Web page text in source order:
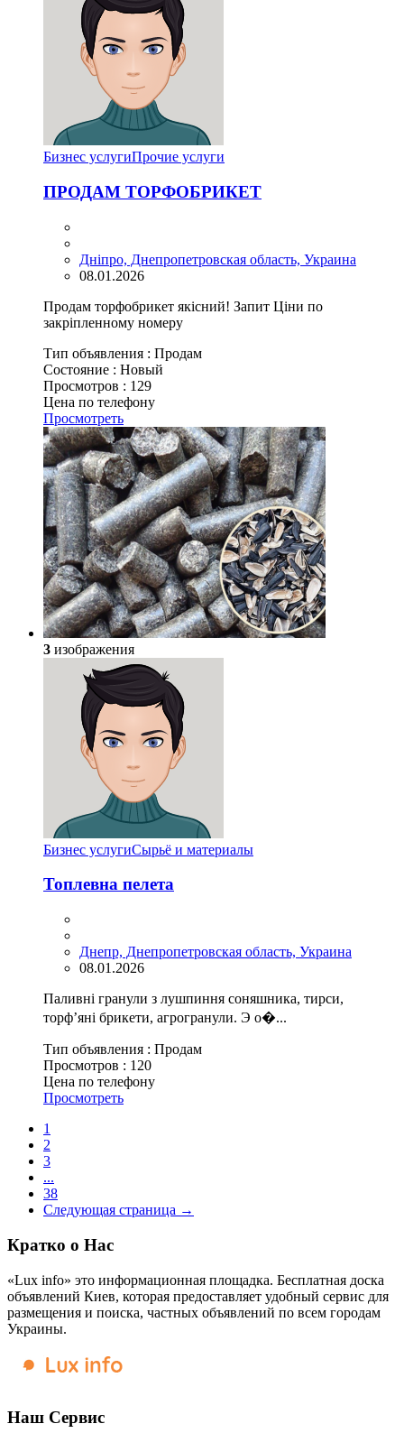
Бизнес услугиПрочие услуги
ПРОДАМ ТОРФОБРИКЕТ
Дніпро, Днепропетровская область, Украина
08.01.2026
Продам торфобрикет якісний! Запит Ціни по
закріпленному номеру
Тип объявления : Продам
Состояние : Новый
Просмотров : 129
Цена по телефону
Просмотреть
3 изображения
Бизнес услугиСырьё и материалы
Топлевна пелета
Днепр, Днепропетровская область, Украина
08.01.2026
Паливні гранули з лушпиння соняшника, тирси,
торф’яні брикети, агрогранули. Э о�...
Тип объявления : Продам
Просмотров : 120
Цена по телефону
Просмотреть
1
2
3
...
38
Следующая страница →
Кратко о Нас
«Lux info» это информационная площадка. Бесплатная доска
объявлений Киев, которая предоставляет удобный сервис для
размещения и поиска, частных объявлений по всем городам
Украины.
Наш Сервис